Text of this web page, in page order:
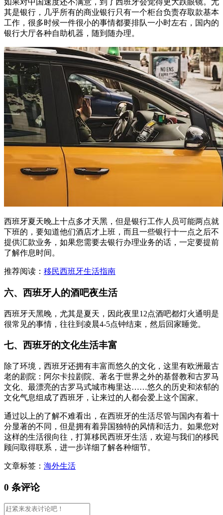
如果对中国速度还不满意，到了西班牙会觉得更大跌眼镜。尤
其是银行，几乎所有的商业银行只有一个柜台负责存取款基本
工作，很多时候一件很小的事情都要排队一小时左右，国内的
银行大厅各种自助机器，随到随办理。
西班牙夏天晚上十点多才天黑，但是银行工作人员可能两点就
下班的，要知道他们酒店才上班，而且一些银行十一点之后不
提供汇款业务，如果您需要去银行办理业务的话，一定要提前
了解作息时间。
推荐阅读： 移民西班牙生活指南
六、西班牙人的酒吧夜生活
西班牙天黑晚，尤其是夏天，因此夜里12点酒吧都灯火通明是
很常见的事情，往往到凌晨4-5点钟结束，然后回家睡觉。
七、西班牙的文化生活丰富
除了环境，西班牙还拥有丰富而悠久的文化，这里有欧洲最古
老的剧院：阿尔卡拉剧院、著名于世界之外的基督教和古罗马
文化、最漂亮的古罗马式城市梅里达……悠久的历史和浓郁的
文化气息组成了西班牙，让来过的人都会爱上这个国家。
通过以上的了解不难看出，在西班牙的生活尽管与国内有着十
分显著的不同，但是拥有着异国独特的风情和活力。如果您对
这样的生活很向往，打算移民西班牙生活，欢迎与我们的移民
顾问取得联系，进一步详细了解各种细节。
文章标签： 海外生活
0 条评论